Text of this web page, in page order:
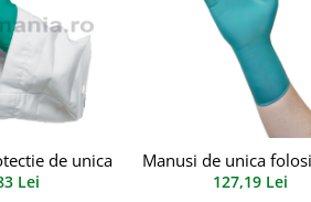
art.C497 (58-270)
de unica folosinta Touch'Ntuff
Lei
Manusi de unica
127,19 Lei